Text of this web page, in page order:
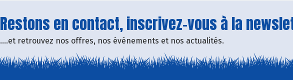
Restons en contact, inscrivez-vous à la
....et retrouvez nos offres, nos événements et nos actualités.